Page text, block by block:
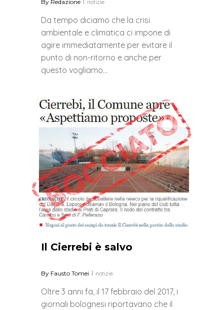
By Redazione notizie
Da tempo diciamo che la crisi
ambientale e climatica ci impone di
agire immediatamente per evitare il
punto di non-ritorno e anche per
questo vogliamo…
Il Cierrebi è salvo
By Fausto Tomei notizie
Oltre 3 anni fa, il 17 febbraio del 2017, i
giornali bolognesi riportavano che il
0